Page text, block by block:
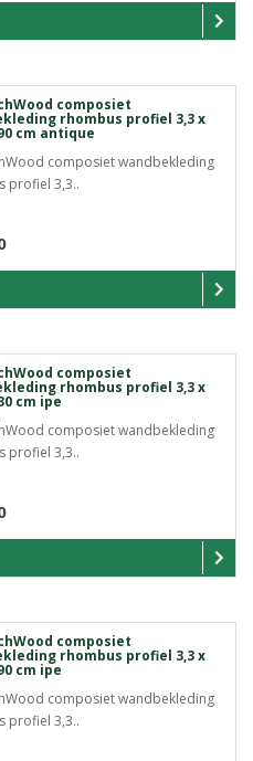
composiet
rhombus profiel 3,3 x
cm antique
composiet wandbekleding
profiel 3,3..
composiet
rhombus profiel 3,3 x
cm ipe
composiet wandbekleding
profiel 3,3..
composiet
rhombus profiel 3,3 x
cm ipe
composiet wandbekleding
profiel 3,3..